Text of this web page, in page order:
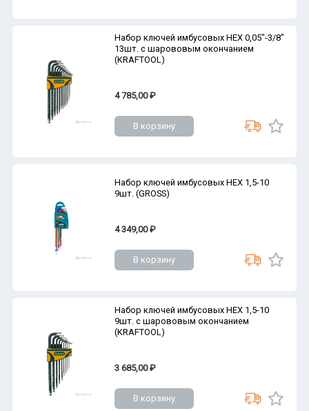
Набор ключей имбусовых HEX 0,05"-3/8"
13шт. с шарововым окончанием
(KRAFTOOL)
4 785,00 ₽
В корзину
Набор ключей имбусовых HEX 1,5-10
9шт. (GROSS)
4 349,00 ₽
В корзину
Набор ключей имбусовых HEX 1,5-10
9шт. с шарововым окончанием
(KRAFTOOL)
3 685,00 ₽
В корзину